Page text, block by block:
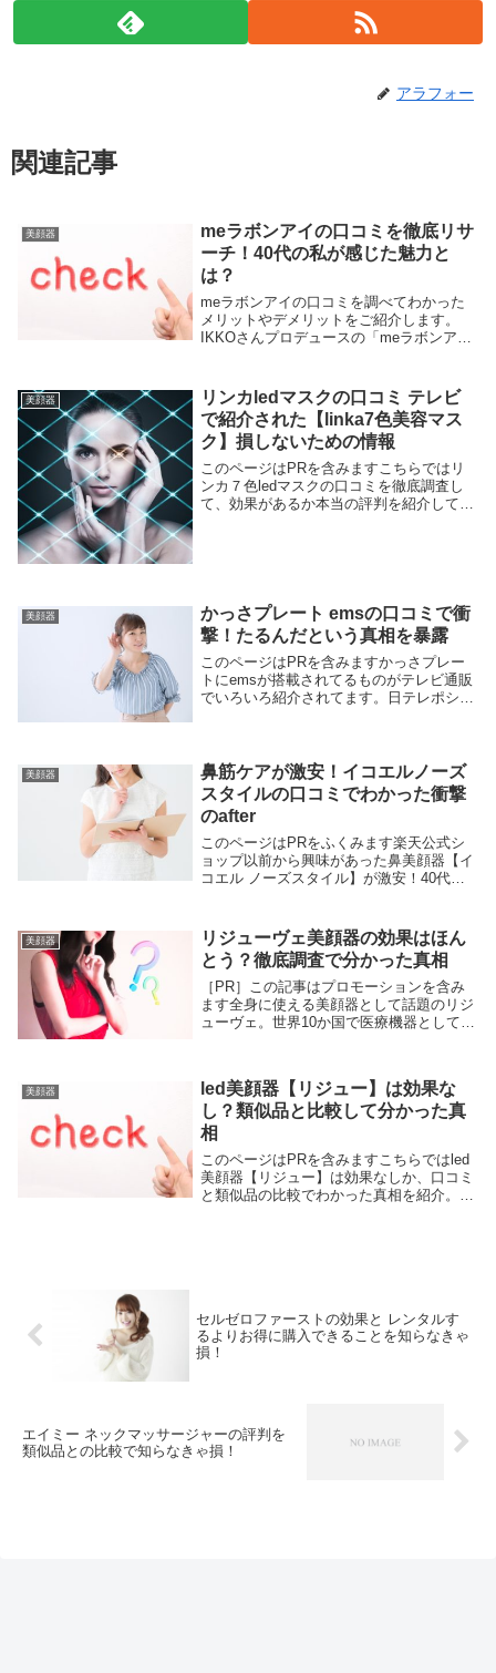
アラフォー
関連記事
美顔器
meラボンアイの口コミを徹底リサ
ーチ！40代の私が感じた魅力と
は？
meラボンアイの口コミを調べてわかった
メリットやデメリットをご紹介します。
IKKOさんプロデュースの「meラボンア
ングで通常価格より激安で販売されていま
す。でも、40代以上の悩みに効果があるか
気になりますね。同年代の評判をしっかり
確認が必須です。
美顔器
リンカledマスクの口コミ テレビ
で紹介された【linka7色美容マス
ク】損しないための情報
このページはPRを含みますこちらではリ
ンカ７色ledマスクの口コミを徹底調査し
て、効果があるか本当の評判を紹介してい
美顔器
かっさプレート emsの口コミで衝
撃！たるんだという真相を暴露
このページはPRを含みますかっさプレー
トにemsが搭載されてるものがテレビ通販
でいろいろ紹介されてます。日テレポシュ
かっさ...
美顔器
鼻筋ケアが激安！イコエルノーズ
スタイルの口コミでわかった衝撃
のafter
このページはPRをふくみます楽天公式シ
ョップ以前から興味があった鼻美顔器【イ
コエル ノーズスタイル】が激安！40代後
うか、ってこと。使った人の口コミを調べ
た結果にび...
美顔器
リジューヴェ美顔器の効果はほん
とう？徹底調査で分かった真相
［PR］この記事はプロモーションを含み
ます全身に使える美顔器として話題のリジ
ューヴェ。世界10か国で医療機器として承
紹介されてますが本当？お値段は20万円近
くするの...
美顔器
led美顔器【リジュー】は効果な
し？類似品と比較して分かった真
相
このページはPRを含みますこちらではled
美顔器【リジュー】は効果なしか、口コミ
と類似品の比較でわかった真相を紹介。エ
セルゼロファーストの効果と レンタルす
るよりお得に購入できることを知らなきゃ
損！
エイミー ネックマッサージャーの評判を
類似品との比較で知らなきゃ損！